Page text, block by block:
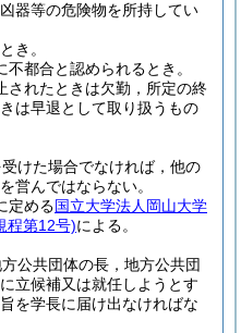
器等の危険物を所持してい
き。
不都合と認められるとき。
されたときは欠勤，所定の終
は早退として取り扱うもの
けた場合でなければ，他の
営んではならない。
定める国立大学法人岡山大学
程第12号)による。
公共団体の長，地方公共団
立候補又は就任しようとす
を学長に届け出なければな